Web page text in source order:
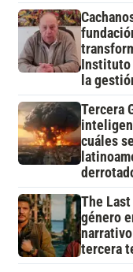
Instituto
la
Tercera
cuáles
The Last
género
narrativo
tercera